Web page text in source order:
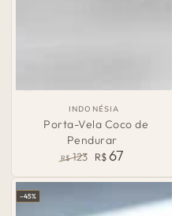
País
de
Origem:
INDONÉSIA
Porta-Vela Coco de
Pendurar
normal
R$ 123
de
R$ 67
–45%